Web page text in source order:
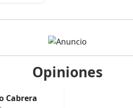
Opiniones
Cabrera